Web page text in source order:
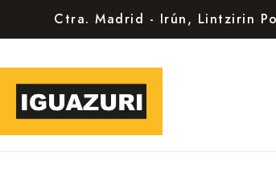
Ctra. Madrid - Irún, Lintzirin